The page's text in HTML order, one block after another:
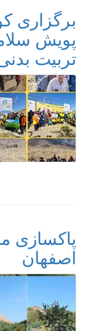
برگزاری
پویش
تربیت
پاکسازی
اصفهان